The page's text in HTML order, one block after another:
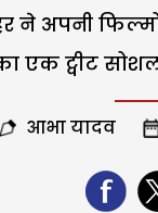
अपनी फिल्मों
एक ट्वीट
आभा यादव